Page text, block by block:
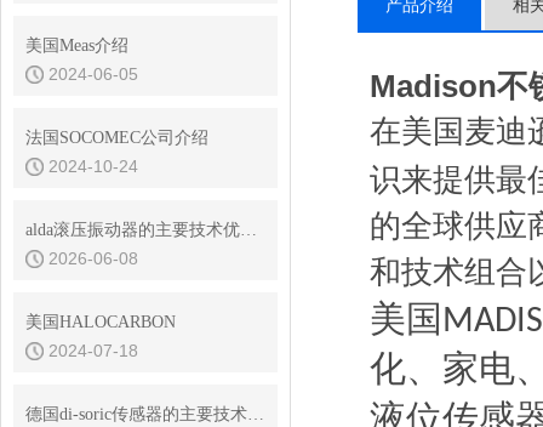
美国Meas介绍
2024-06-05
法国SOCOMEC公司介绍
2024-10-24
alda滚压振动器的主要技术优势是什么
2026-06-08
美国HALOCARBON
2024-07-18
德国di-soric传感器的主要技术优势是什么
产品介绍 相
Madison不
在美国麦迪
识来提供最
的全球供应
和技术组合
美国
化、家电
液位传感